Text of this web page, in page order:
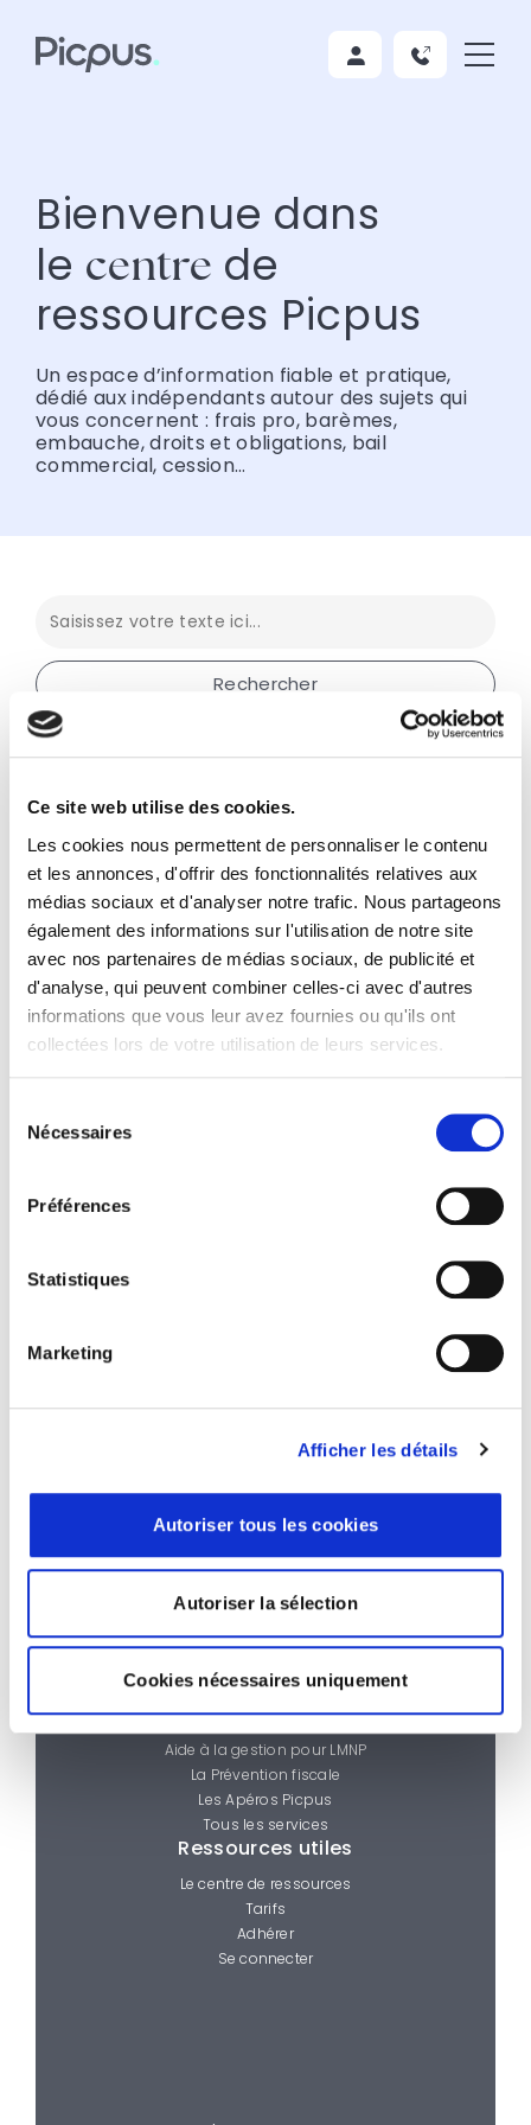
Ce site web utilise des cookies.
Les cookies nous permettent de personnaliser le contenu
et les annonces, d'offrir des fonctionnalités relatives aux
médias sociaux et d'analyser notre trafic. Nous partageons
également des informations sur l'utilisation de notre site
avec nos partenaires de médias sociaux, de publicité et
d'analyse, qui peuvent combiner celles-ci avec d'autres
informations que vous leur avez fournies ou qu'ils ont
collectées lors de votre utilisation de leurs services.
Nécessaires
Préférences
Statistiques
Marketing
Afficher les détails
Autoriser tous les cookies
Autoriser la sélection
Cookies nécessaires uniquement
Bienvenue dans
le centre de
ressources Picpus
Un espace d’information fiable et pratique,
dédié aux indépendants autour des sujets qui
vous concernent : frais pro, barèmes,
embauche, droits et obligations, bail
commercial, cession…
Thématiques Chiffres et barèmes
Comptabilité Facturation électronique
Fiscalité Frais déductibles Juridique Social
TVA
Profils Employeur LMNP
01 53 33 34 50
bonjour@cgapicpus.com
Qui sommes-nous ?
Portraits d’adhérents
Nous contacter
Les services
La Ligne d’infos Picpus
Aide à la gestion pour LMNP
La Prévention fiscale
Les Apéros Picpus
Tous les services
Ressources utiles
Le centre de ressources
Tarifs
Adhérer
Se connecter